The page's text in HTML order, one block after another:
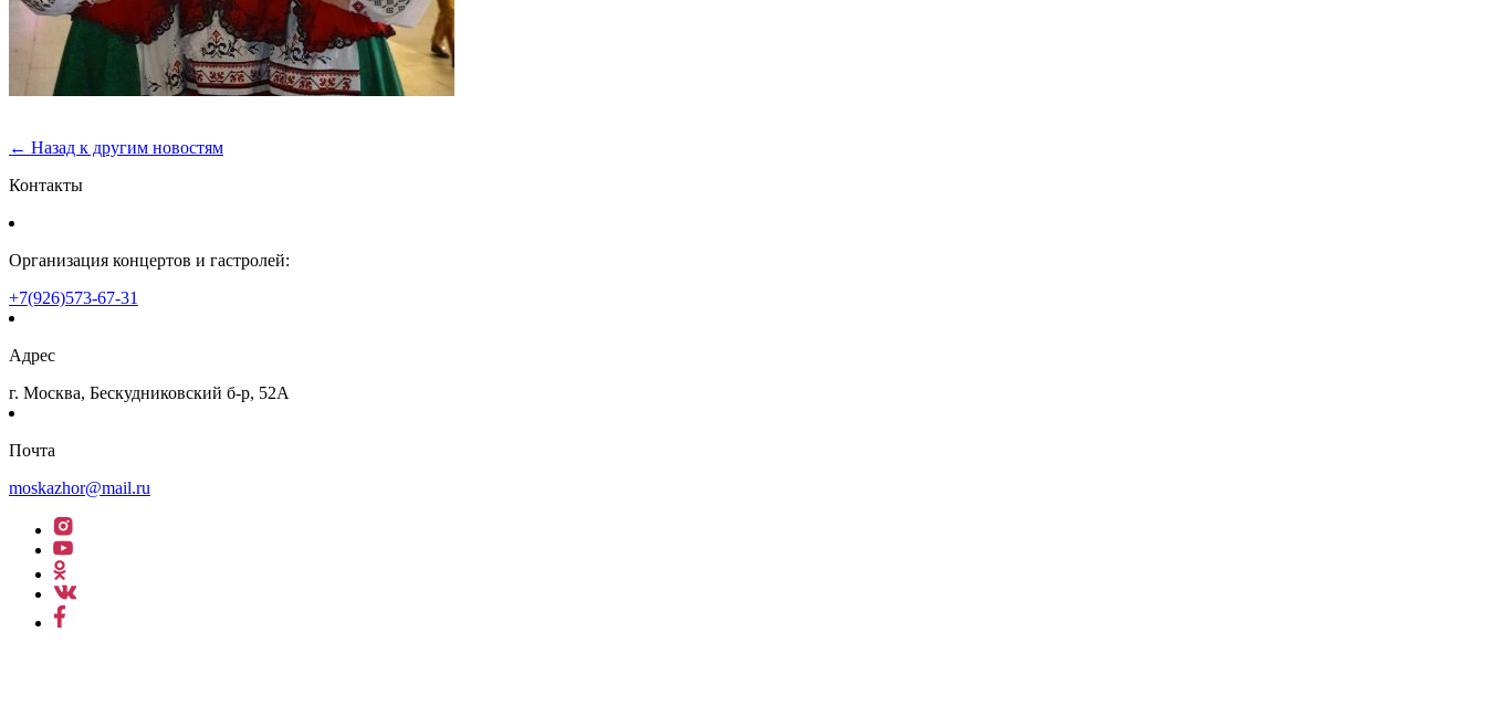
← Назад к другим новостям
Контакты
Организация концертов и гастролей:
+7(926)573-67-31
Адрес
г. Москва, Бескудниковский б-р, 52А
Почта
moskazhor@mail.ru